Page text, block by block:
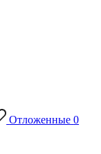
Отложенные 0